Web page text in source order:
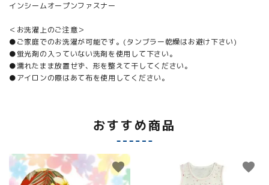
インシームオープンファスナー
＜お洗濯上のご注意＞
●ご家庭でのお洗濯が可能です。(タンブラー乾燥はお避け下さい)
●蛍光剤の入っていない洗剤を使用して下さい。
●濡れたまま放置せず、形を整えて干してください。
●アイロンの際はあて布を使用してください。
おすすめ商品
favorite favorite